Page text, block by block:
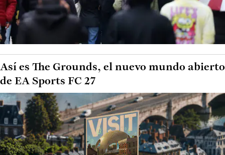
Así es The Grounds, el nuevo mundo abierto
de EA Sports FC 27